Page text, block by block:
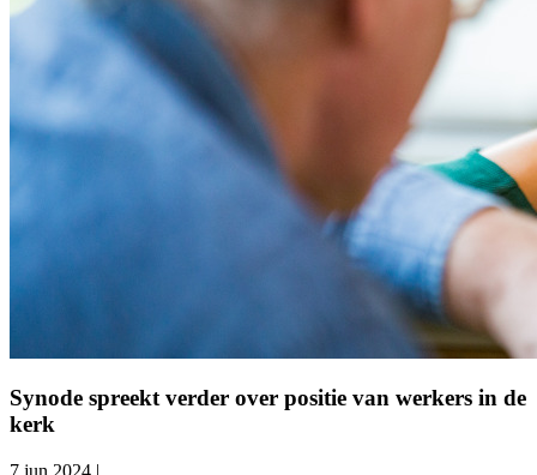
Synode spreekt verder over positie van werkers in de
kerk